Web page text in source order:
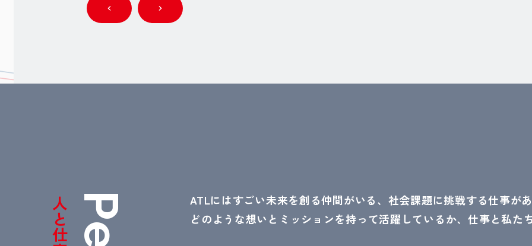
P
e
人
と
仕
ATLにはすごい未来を創る仲間がいる、社会課題に挑戦する仕事が
どのような想いとミッションを持って活躍しているか、仕事と私た